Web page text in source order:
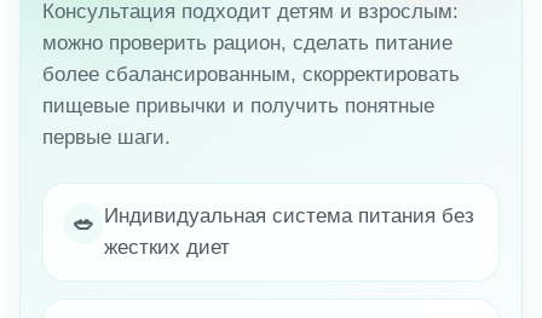
Консультация подходит детям и взрослым:
можно проверить рацион, сделать питание
более сбалансированным, скорректировать
пищевые привычки и получить понятные
первые шаги.
🥗 Индивидуальная система питания без
жестких диет